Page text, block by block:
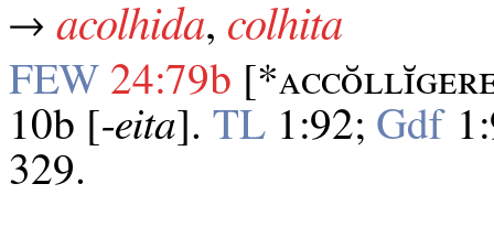
→ acolhida, colhita
FEW 24:79b
10b [‑eita]. TL 1:92; Gdf
329.